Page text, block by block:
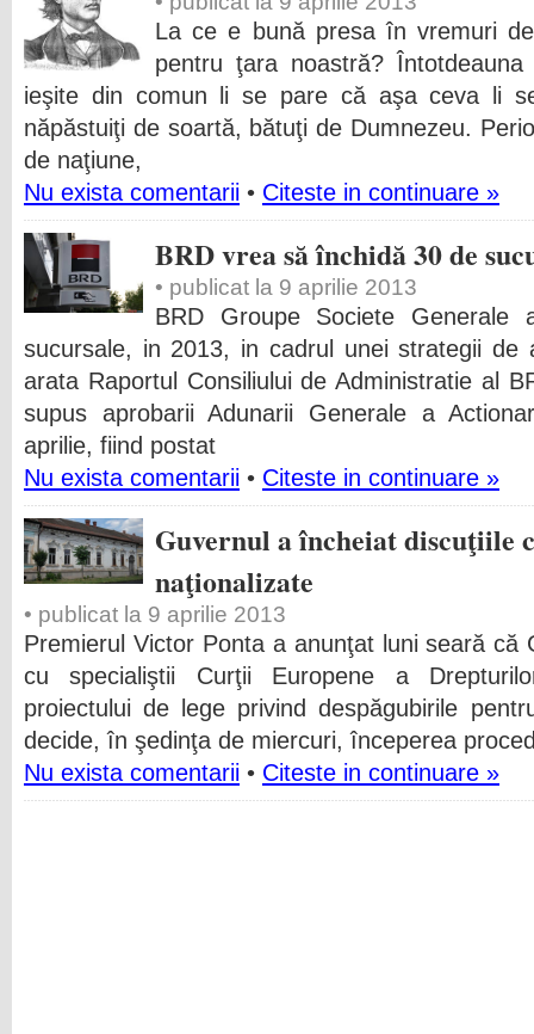
La ce e bună presa în vremuri
pentru ţara noastră?
ieşite din comun li se pare că aşa ceva li
năpăstuiţi de soartă, bătuţi de Dumnezeu.
de naţiune,
Nu exista comentarii • Citeste in continuare »
BRD vrea să închidă 30 de
• publicat la 9 aprilie 2013
BRD Groupe Societe
sucursale, in 2013, in cadrul unei strategii de
arata Raportul Consiliului de Administratie al
supus aprobarii Adunarii Generale a
aprilie, fiind postat
Nu exista comentarii • Citeste in continuare »
Guvernul a încheiat discuţiile
naţionalizate
• publicat la 9 aprilie 2013
Premierul Victor Ponta a anunţat luni seară că
cu specialiştii Curţii Europene a
proiectului de lege privind despăgubirile
decide, în şedinţa de miercuri, începerea
Nu exista comentarii • Citeste in continuare »